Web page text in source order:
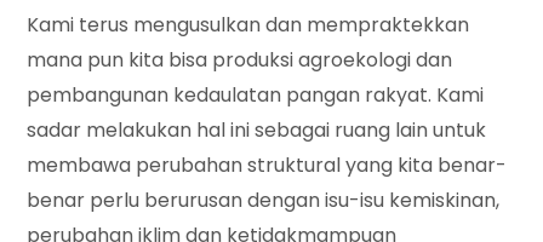
Kami terus mengusulkan dan mempraktekkan
mana pun kita bisa produksi agroekologi dan
pembangunan kedaulatan pangan rakyat. Kami
sadar melakukan hal ini sebagai ruang lain untuk
membawa perubahan struktural yang kita benar-
benar perlu berurusan dengan isu-isu kemiskinan,
perubahan iklim dan ketidakmampuan